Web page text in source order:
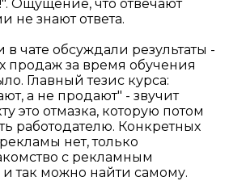
Ощущение, что отвечают
не знают ответа.
чате обсуждали результаты -
продаж за время обучения
Главный тезис курса:
а не продают" - звучит
это отмазка, которую потом
работодателю. Конкретных
нет, только
с рекламным
и так можно найти самому.